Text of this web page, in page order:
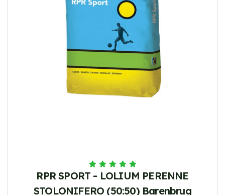
RPR SPORT - LOLIUM PERENNE
STOLONIFERO (50:50) Barenbrug